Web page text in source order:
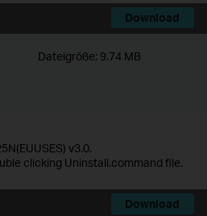
Download
Dateigröße: 9.74 MB
v3.0.
clicking Uninstall.command file.
Download